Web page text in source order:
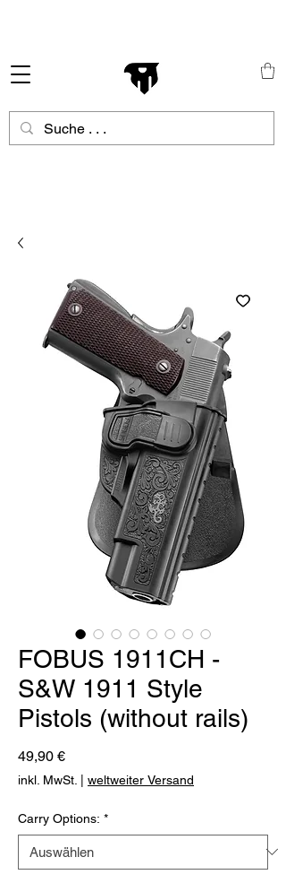
FOBUS 1911CH -
S&W 1911 Style
Pistols (without rails)
49,90 €Preis
inkl. MwSt. weltweiter Versand
Carry Options: *